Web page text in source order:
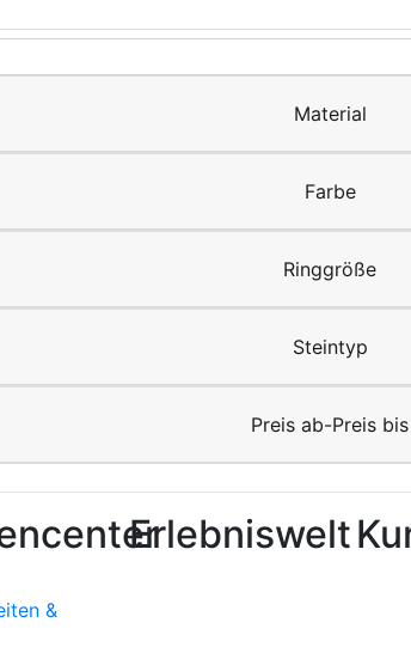
Material
Farbe
Ringgröße
Steintyp
Preis ab-Preis bis
&
Erlebniswelt